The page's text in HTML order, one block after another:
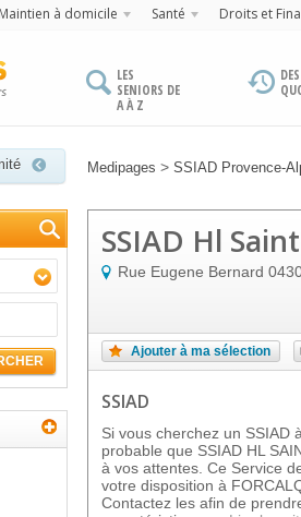
Maintien à domicile Santé Droits et
LES
SENIORS DE
A À Z
Medipages > SSIAD Provence-
SSIAD Hl
Rue Eugene Bernard
Ajouter à ma sélection
SSIAD
Si vous cherchez un SSIAD
probable que SSIAD HL
à vos attentes. Ce Service
votre disposition à
Contactez les afin de